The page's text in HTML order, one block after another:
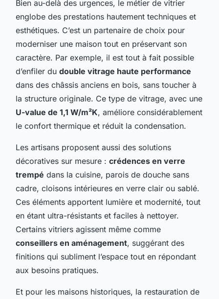
Bien au-delà des urgences, le métier de vitrier
englobe des prestations hautement techniques et
esthétiques. C’est un partenaire de choix pour
moderniser une maison tout en préservant son
caractère. Par exemple, il est tout à fait possible
d’enfiler du double vitrage haute performance
dans des châssis anciens en bois, sans toucher à
la structure originale. Ce type de vitrage, avec une
U-value de 1,1 W/m²K, améliore considérablement
le confort thermique et réduit la condensation.
Les artisans proposent aussi des solutions
décoratives sur mesure : crédences en verre
trempé dans la cuisine, parois de douche sans
cadre, cloisons intérieures en verre clair ou sablé.
Ces éléments apportent lumière et modernité, tout
en étant ultra-résistants et faciles à nettoyer.
Certains vitriers agissent même comme
conseillers en aménagement, suggérant des
finitions qui subliment l’espace tout en répondant
aux besoins pratiques.
Et pour les maisons historiques, la restauration de